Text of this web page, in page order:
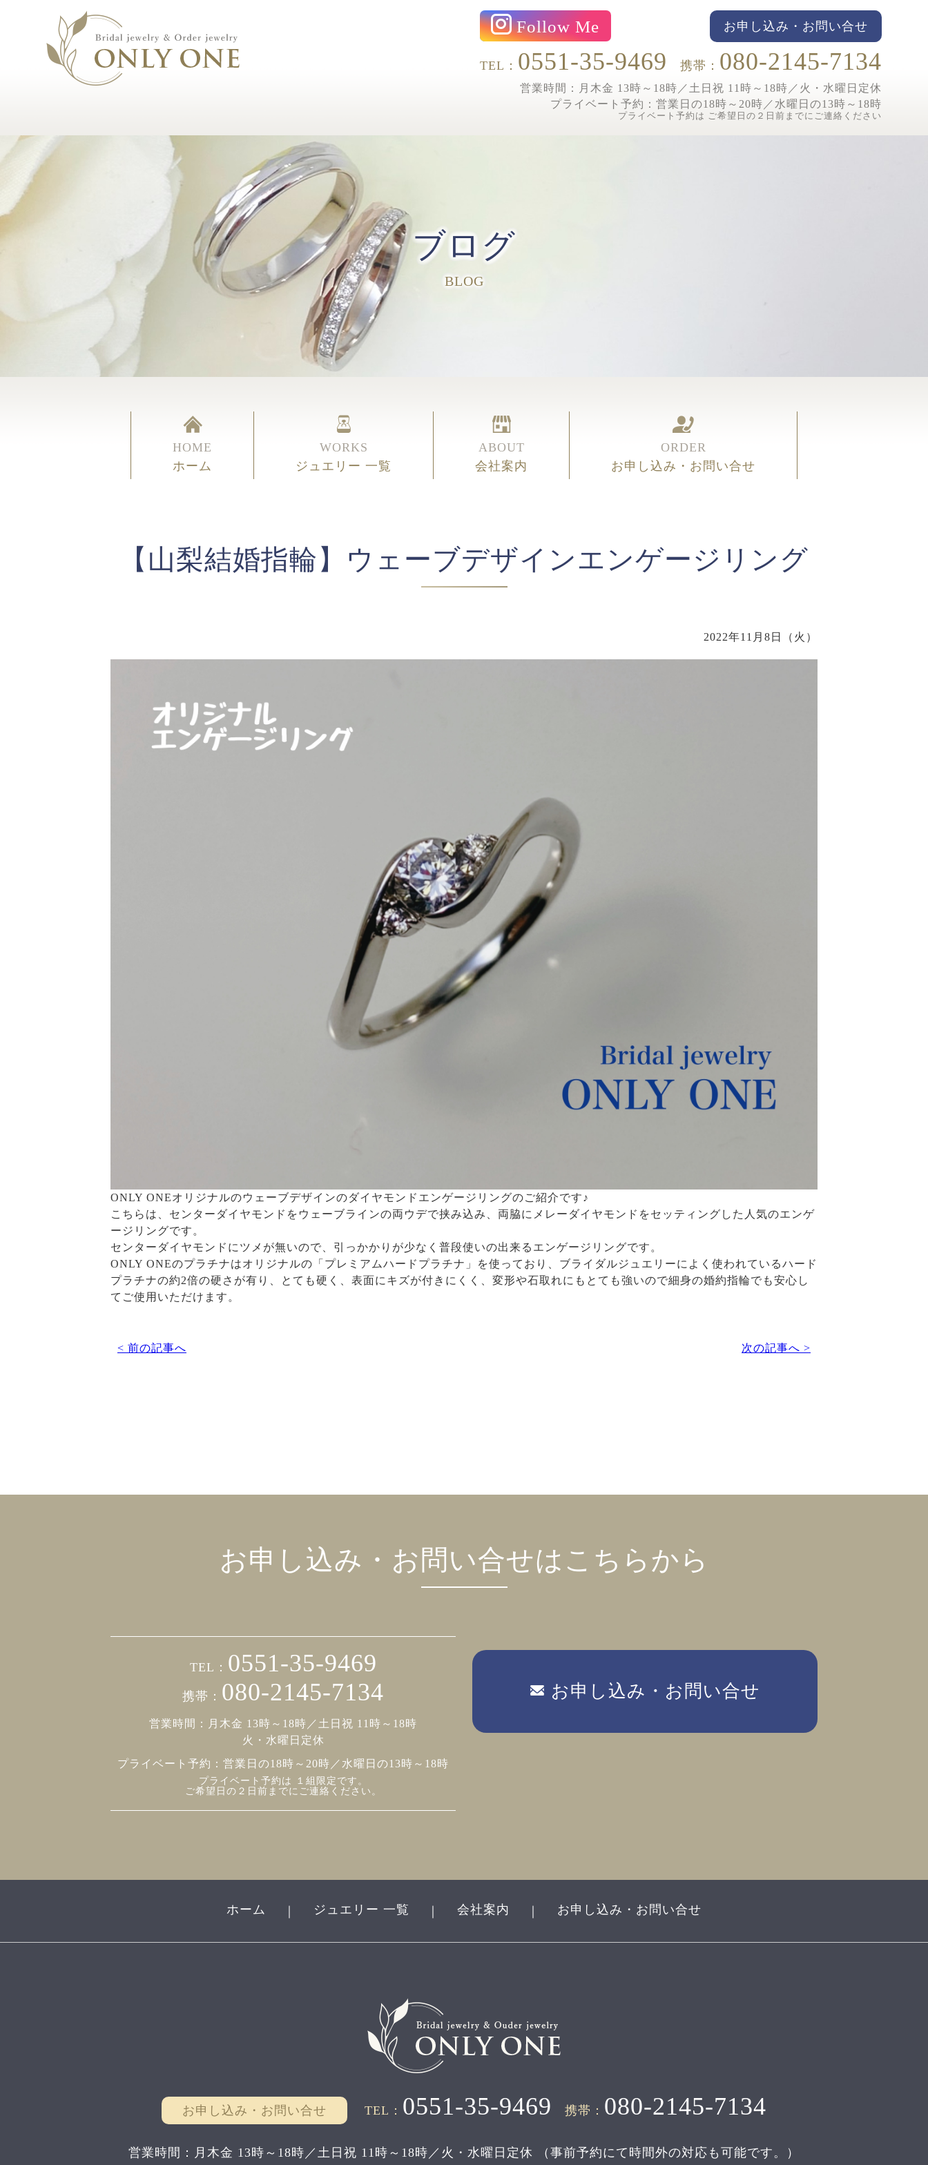
Follow Me お申し込み・お問い合せ
TEL： 0551-35-9469 携帯： 080-2145-7134
営業時間：月木金 13時～18時／土日祝 11時～18時／ 火・水曜日定休
プライベート予約： 営業日の18時～20時／水曜日の13時～18時
プライベート予約は ご希望日の２日前までにご連絡ください
ブログ
BLOG
HOME
ホーム
WORKS
ジュエリー 一覧
ABOUT
会社案内
ORDER
お申し込み・お問い合せ
【山梨結婚指輪】ウェーブデザインエンゲージリング
2022年11月8日（火）
ONLY ONEオリジナルのウェーブデザインのダイヤモンドエンゲージリングのご紹介です♪
こちらは、センターダイヤモンドをウェーブラインの両ウデで挟み込み、両脇にメレーダイヤモンドをセッティングした人気のエンゲ
ージリングです。
センターダイヤモンドにツメが無いので、引っかかりが少なく普段使いの出来るエンゲージリングです。
ONLY ONEのプラチナはオリジナルの「プレミアムハードプラチナ」を使っており、ブライダルジュエリーによく使われているハード
プラチナの約2倍の硬さが有り、とても硬く、表面にキズが付きにくく、変形や石取れにもとても強いので細身の婚約指輪でも安心し
てご使用いただけます。
< 前の記事へ 次の記事へ >
お申し込み・お問い合せはこちらから
TEL： 0551-35-9469
携帯： 080-2145-7134
営業時間：月木金 13時～18時／土日祝 11時～18時
火・水曜日定休
プライベート予約： 営業日の18時～20時／水曜日の13時～18時
プライベート予約は １組限定です。
ご希望日の２日前までにご連絡ください。
お申し込み・お問い合せ
ホーム ジュエリー 一覧 会社案内 お申し込み・お問い合せ
お申し込み・お問い合せ TEL： 0551-35-9469 携帯： 080-2145-7134
営業時間：月木金 13時～18時／土日祝 11時～18時／ 火・水曜日定休 （事前予約にて時間外の対応も可能です。）